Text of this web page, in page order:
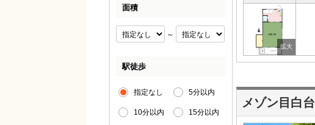
メゾン目白台
面積
～
駅徒歩
指定なし 5分以内
10分以内 15分以内